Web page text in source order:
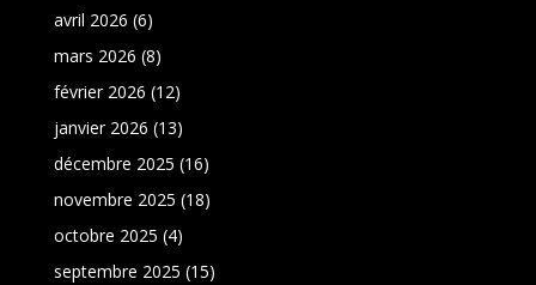
avril 2026 (6)
mars 2026 (8)
février 2026 (12)
janvier 2026 (13)
décembre 2025 (16)
novembre 2025 (18)
octobre 2025 (4)
septembre 2025 (15)